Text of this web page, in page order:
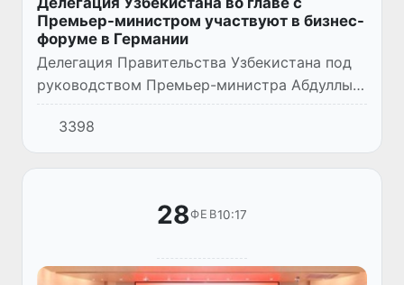
Премьер-министром участвуют в бизнес-
форуме в Германии
Делегация Правительства Узбекистана под
руководством Премьер-министра Абдуллы
Арипова находится в Германии с
официальным визитом.
3398
28ФЕВ10:17